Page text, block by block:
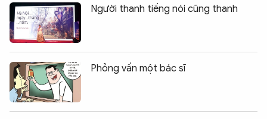
Người thanh tiếng nói cũng thanh
Phỏng vấn một bác sĩ